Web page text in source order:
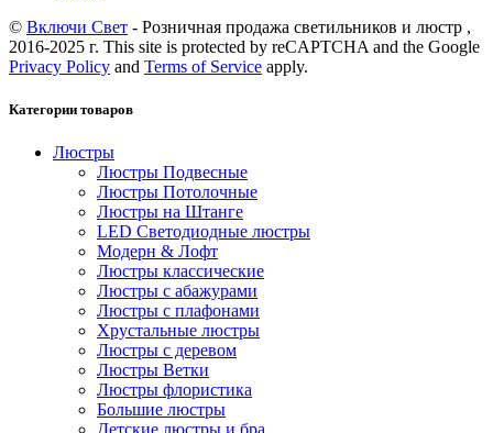
© Включи Свет - Розничная продажа светильников и люстр ,
2016-2025 г. This site is protected by reCAPTCHA and the Google
Privacy Policy and Terms of Service apply.
Категории товаров
Люстры
Люстры Подвесные
Люстры Потолочные
Люстры на Штанге
LED Светодиодные люстры
Модерн & Лофт
Люстры классические
Люстры с абажурами
Люстры с плафонами
Хрустальные люстры
Люстры с деревом
Люстры Ветки
Люстры флористика
Большие люстры
Детские люстры и бра